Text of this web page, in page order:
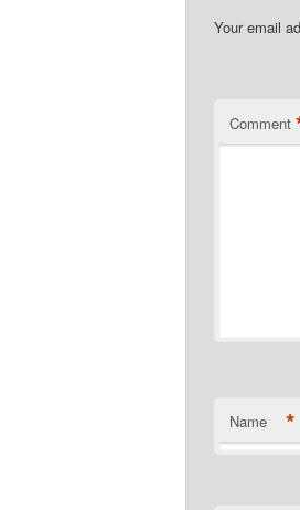
Your email
Comment
Name *